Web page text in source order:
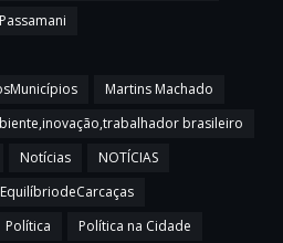
Martins Machado
brasileiro
Notícias
NOTÍCIAS
Política
Política na Cidade